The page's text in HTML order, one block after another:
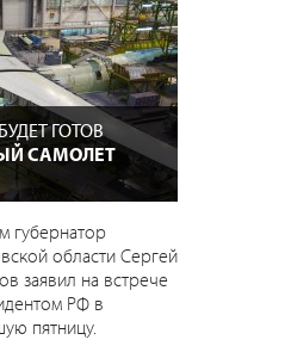
ГОТОВ
САМОЛЕТ
губернатор
области Сергей
заявил на встрече
РФ в
пятницу.